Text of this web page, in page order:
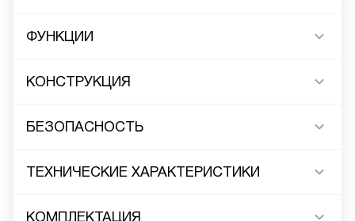
ФУНКЦИИ
КОНСТРУКЦИЯ
БЕЗОПАСНОСТЬ
ТЕХНИЧЕСКИЕ ХАРАКТЕРИСТИКИ
КОМПЛЕКТАЦИЯ